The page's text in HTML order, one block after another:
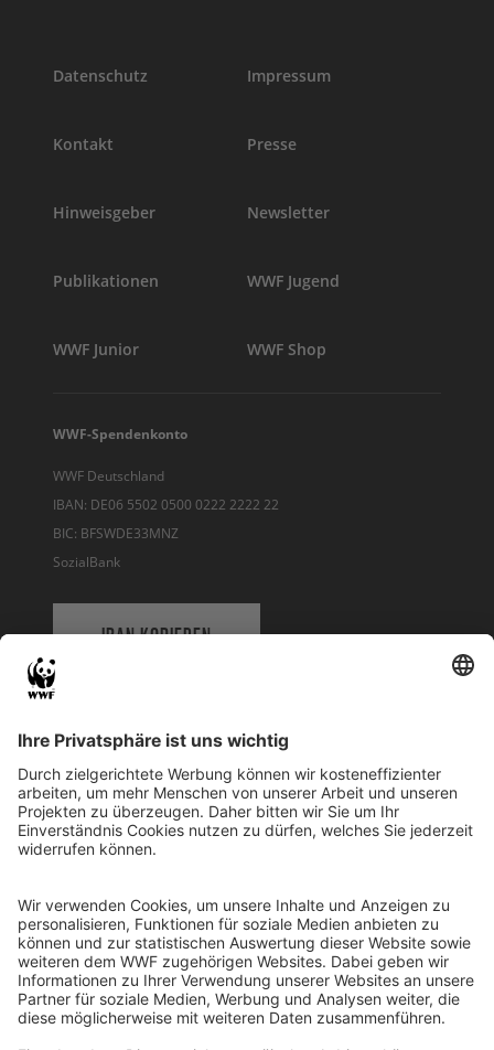
Datenschutz Impressum
Kontakt Presse
Hinweisgeber Newsletter
Publikationen WWF Jugend
WWF Junior WWF Shop
WWF-Spendenkonto
WWF Deutschland
IBAN: DE06 5502 0500 0222 2222 22
BIC: BFSWDE33MNZ
SozialBank
IBAN KOPIEREN
WWF Deutschland
Reinhardtstr. 18
10117 Berlin
Ihre Spende kann steuerlich geltend gemacht werden
Registriert als Stiftung WWF Deutschland, Senatsverwaltung für
Justiz Berlin, Az: 3416/976/2
Umsatzsteuer-Identifikationsnummer: DE 114236103